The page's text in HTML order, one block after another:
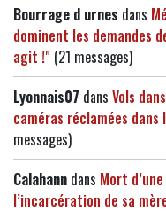
Bourrage d urnes dans
dominent les demandes
agit !" (21 messages)
Lyonnais07 dans Vols
caméras réclamées
messages)
Calahann dans Mort
l’incarcération de sa